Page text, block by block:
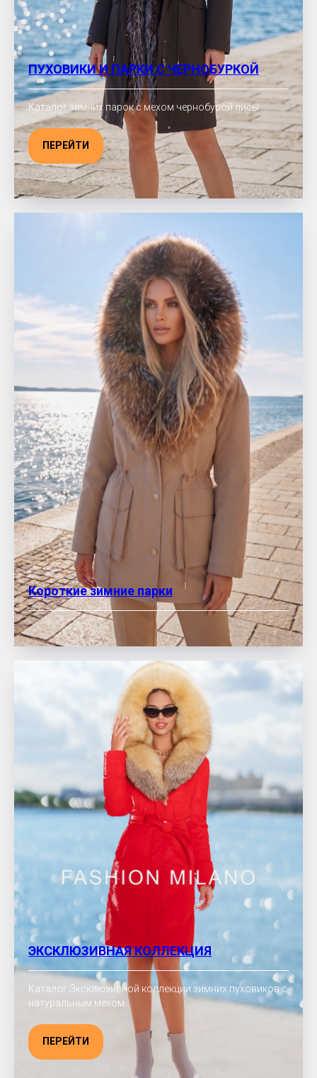
ПУХОВИКИ И ПАРКИ С ЧЕРНОБУРКОЙ
Каталог зимних парок с мехом чернобурой лисы
ПЕРЕЙТИ
Короткие зимние парки
ЭКСКЛЮЗИВНАЯ КОЛЛЕКЦИЯ
Каталог Эксклюзивной коллекции зимних пуховиков с
натуральным мехом
ПЕРЕЙТИ